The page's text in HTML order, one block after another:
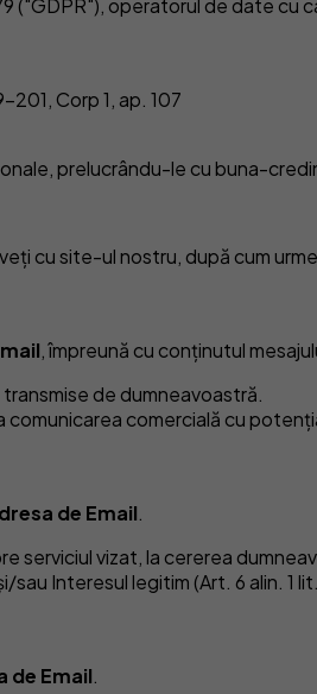
("GDPR"), operatorul de date cu
201, Corp 1, ap. 107
prelucrându-le cu buna-
cu site-ul nostru, după cum
, împreună cu conținutul
de dumneavoastră.
comercială cu
de Email.
serviciul vizat, la cererea
sau Interesul legitim (Art. 6 alin. 1
de Email.